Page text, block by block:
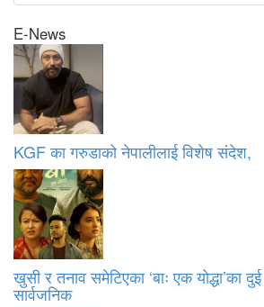
E-News
KGF का गरुडाको नेपालीलाई विशेष संदेश,
खुसी र तनाव समेटिएका ‘बाः एक योद्धा’का
सार्वजनिक